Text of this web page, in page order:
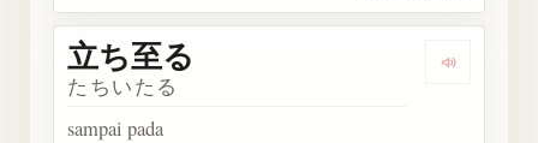
立ち至る
たちいたる
sampai pada